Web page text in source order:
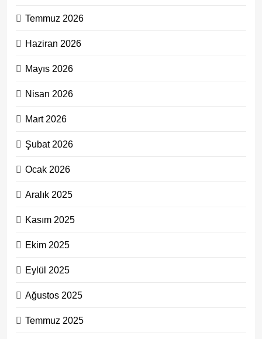
Temmuz 2026
Haziran 2026
Mayıs 2026
Nisan 2026
Mart 2026
Şubat 2026
Ocak 2026
Aralık 2025
Kasım 2025
Ekim 2025
Eylül 2025
Ağustos 2025
Temmuz 2025